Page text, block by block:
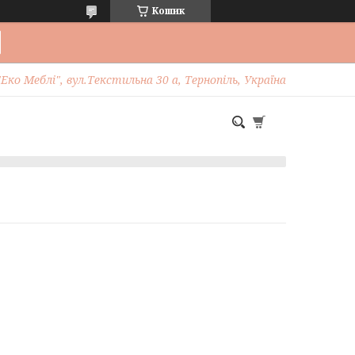
Кошик
Меблі", вул.Текстильна 30 а, Тернопіль, Україна